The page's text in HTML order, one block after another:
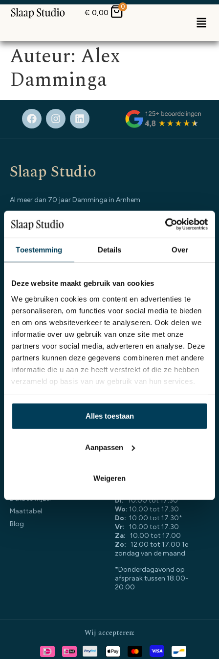
Toestemming Details Over
Deze website maakt gebruik van cookies
We gebruiken cookies om content en advertenties te
personaliseren, om functies voor social media te bieden
en om ons websiteverkeer te analyseren. Ook delen we
informatie over uw gebruik van onze site met onze
partners voor social media, adverteren en analyse. Deze
partners kunnen deze gegevens combineren met andere
informatie die u aan ze heeft verstrekt of die ze hebben
verzameld op basis van uw gebruik van hun services.
Alles toestaan
Aanpassen
Weigeren
€ 0,00
0
Auteur:Alex
Damminga
Slaap Studio
Al meer dan 70 jaar Damminga in Arnhem
Producten
Matrassen
Toppers
Hoofdkussens
Dekbedden
Dekbedovertrekken
Hoeslakens & Moltons
Dekens
Klantenservice
Betalen
Verzending of Bezorgen
Retourneren
Garantie
Privacy policy
Algemene voorwaarden
Over ons
Dekbedwijzer
Maattabel
Blog
Contact
Venlosingel 21-1
026 - 844 64 11
Di:10.00 tot 17.30
Wo: 10.00 tot 17.30
Do: 10.00 tot 17.30*
Vr: 10.00 tot 17.30
Za: 10.00 tot 17.00
Zo: 12.00 tot 17.00 1e
zondag van de maand
*Donderdagavond op
afspraak tussen 18.00-
20.00
Wij accepteren: